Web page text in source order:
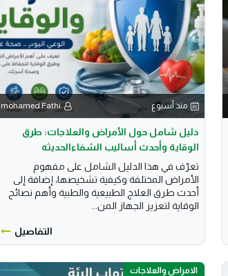
منذ أسبوع mohamed Fathi
دليل شامل حول الأمراض والعلاجات: طرق
الوقاية وأحدث أساليب الشفاءالحديثه
تعرّف في هذا الدليل الشامل على مفهوم
الأمراض المختلفة وكيفية تشخيصها، إضافة إلى
أحدث طرق العلاج الطبيعية والطبية وأهم نصائح
الوقاية لتعزيز الجهاز المن...
التفاصيل
الامراض والعلاجات